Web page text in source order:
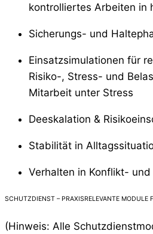
kontrolliertes Arbeiten in
Sicherungs- und
Einsatzsimulationen für
Risiko-, Stress- und
Mitarbeit unter Stress
Deeskalation &
Stabilität in
Verhalten in Konflikt- und
SCHUTZDIENST – PRAXISRELEVANTE MODULE
(Hinweis: Alle